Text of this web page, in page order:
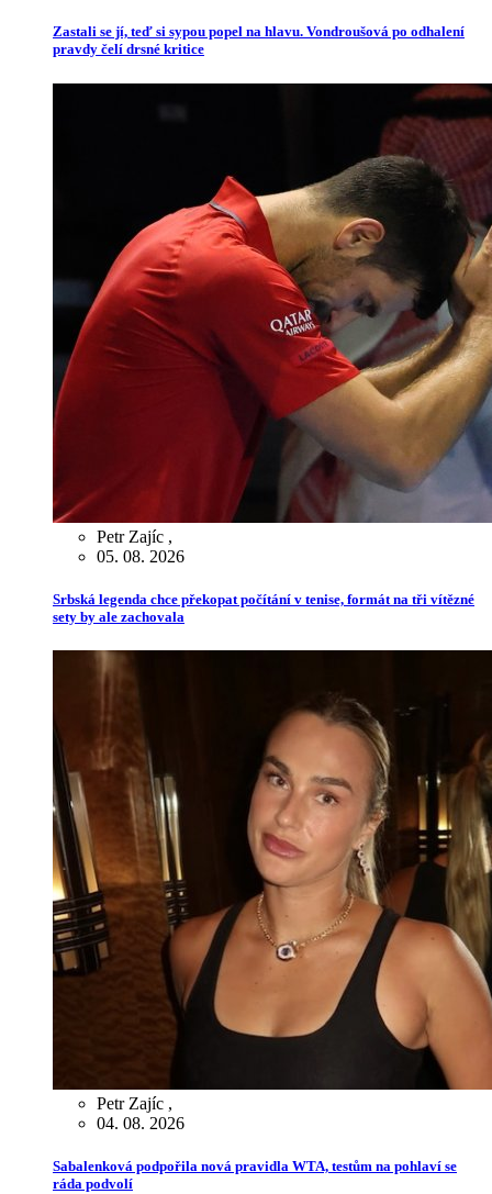
Zastali se jí, teď si sypou popel na hlavu. Vondroušová po odhalení
pravdy čelí drsné kritice
Petr Zajíc ,
05. 08. 2026
Srbská legenda chce překopat počítání v tenise, formát na tři vítězné
sety by ale zachovala
Petr Zajíc ,
04. 08. 2026
Sabalenková podpořila nová pravidla WTA, testům na pohlaví se
ráda podvolí